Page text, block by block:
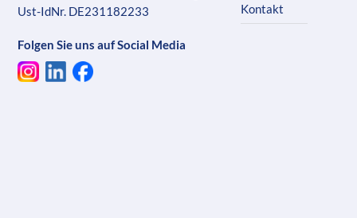
Ust-IdNr. DE231182233
Folgen Sie uns auf Social Media
Kontakt